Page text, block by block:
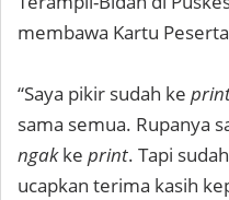
membawa Kartu
“Saya pikir sudah ke
sama semua. Rupanya
ngakke print. Tapi
ucapkan terima kasih